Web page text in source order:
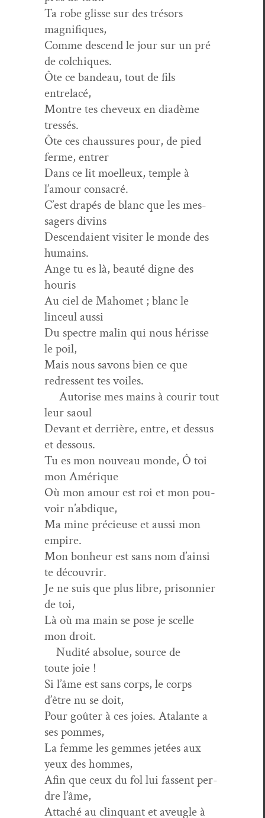
Ta robe glisse sur des tré­sors
magnifiques,
Comme descend le jour sur un pré
de colchiques.
Ôte ce ban­deau, tout de fils
entrelacé,
Mon­tre tes cheveux en diadème
tressés.
Ôte ces chaus­sures pour, de pied
ferme, entrer
Dans ce lit moelleux, tem­ple à
l’amour consacré.
C’est drapés de blanc que les mes­
sagers divins
Descendaient vis­iter le monde des
humains.
Ange tu es là, beauté digne des
houris
Au ciel de Mahomet ; blanc le
linceul aussi
Du spec­tre malin qui nous hérisse
le poil,
Mais nous savons bien ce que
redressent tes voiles.
Autorise mes mains à courir tout
leur saoul
Devant et der­rière, entre, et dessus
et dessous.
Tu es mon nou­veau monde, Ô toi
mon Amérique
Où mon amour est roi et mon pou­
voir n’abdique,
Ma mine pré­cieuse et aus­si mon
empire.
Mon bon­heur est sans nom d’ainsi
te découvrir.
Je ne suis que plus libre, pris­on­nier
de toi,
Là où ma main se pose je scelle
mon droit.
Nudité absolue, source de
toute joie !
Si l’âme est sans corps, le corps
d’être nu se doit,
Pour goûter à ces joies. Ata­lante a
ses pommes,
La femme les gemmes jetées aux
yeux des hommes,
Afin que ceux du fol lui fassent per­
dre l’âme,
Attaché au clin­quant et aveu­gle à